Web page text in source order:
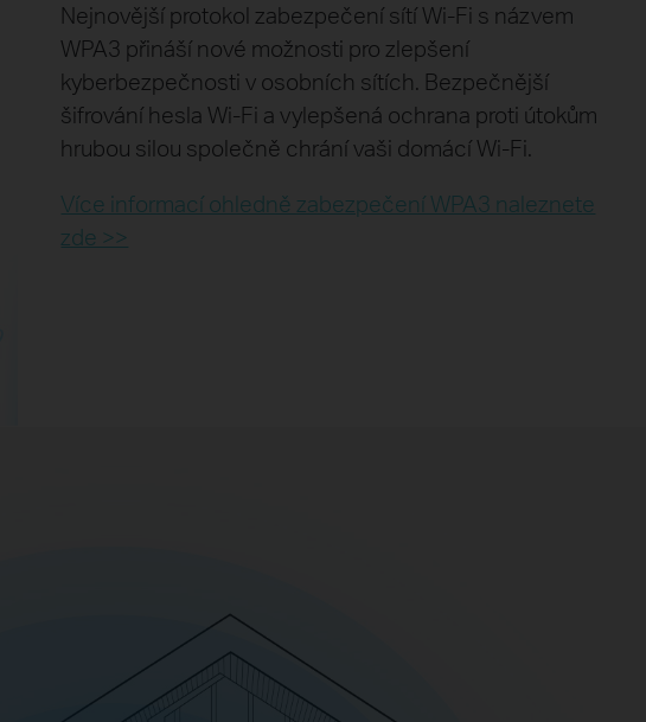
Nejnovější protokol zabezpečení sítí Wi-Fi s názvem
WPA3 přináší nové možnosti pro zlepšení
kyberbezpečnosti v osobních sítích. Bezpečnější
šifrování hesla Wi-Fi a vylepšená ochrana proti útokům
hrubou silou společně chrání vaši domácí Wi-Fi.
Více informací ohledně zabezpečení WPA3 naleznete
zde >>